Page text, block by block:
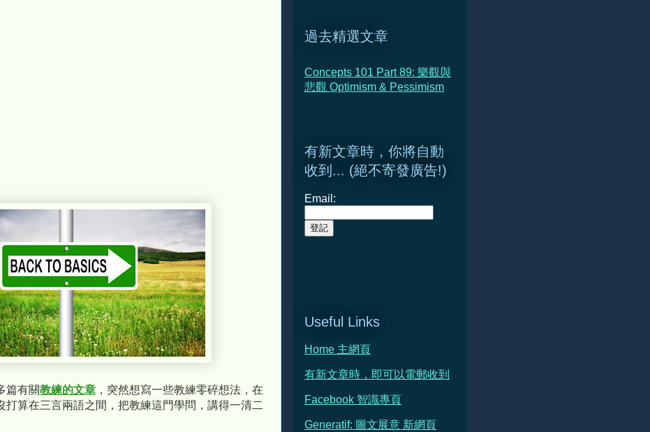
篇有關教練的文章 ，突然想寫一些教練零碎想法，在
打算在三言兩語之間，把教練這門學問，講得一清二
過去精選文章
Concepts 101 Part 89: 樂觀與
悲觀 Optimism & Pessimism
有新文章時，你將自動
收到... (絕不寄發廣告!)
Email:
Useful Links
Home 主網頁
有新文章時，即可以電郵收到
Facebook 智識專頁
Generatif: 圖文展意 新網頁